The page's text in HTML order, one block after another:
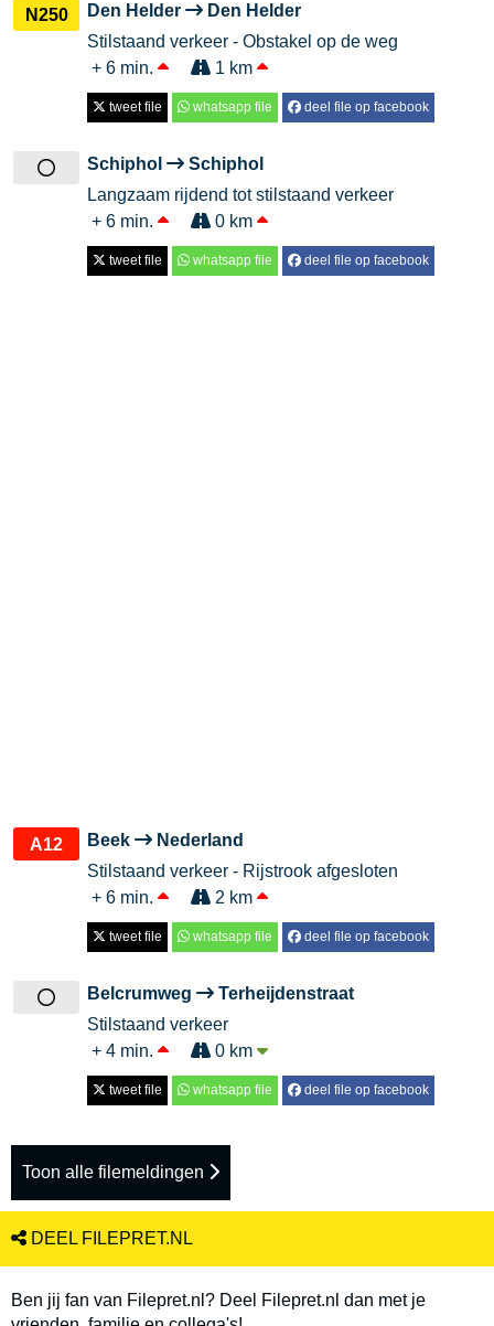
N250 Den Helder
Den Helder
Stilstaand verkeer - Obstakel op de weg
+ 6 min.
1 km
tweet file whatsapp file deel file op facebook
Schiphol
Schiphol
Langzaam rijdend tot stilstaand verkeer
+ 6 min.
0 km
tweet file whatsapp file deel file op facebook
A12 Beek
Nederland
Stilstaand verkeer - Rijstrook afgesloten
+ 6 min.
2 km
tweet file whatsapp file deel file op facebook
Belcrumweg
Terheijdenstraat
Stilstaand verkeer
+ 4 min.
0 km
tweet file whatsapp file deel file op facebook
Toon alle filemeldingen
DEEL FILEPRET.NL
Ben jij fan van Filepret.nl? Deel Filepret.nl dan met je